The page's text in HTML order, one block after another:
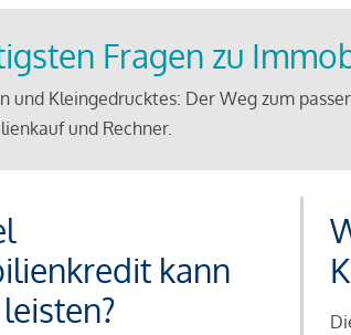
Fragen zu
und Kleingedrucktes: Der Weg zum
und Rechner.
kann